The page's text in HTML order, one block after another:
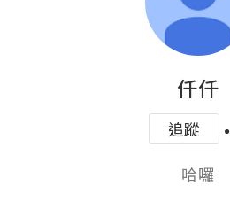
仟仟
追蹤
哈囉